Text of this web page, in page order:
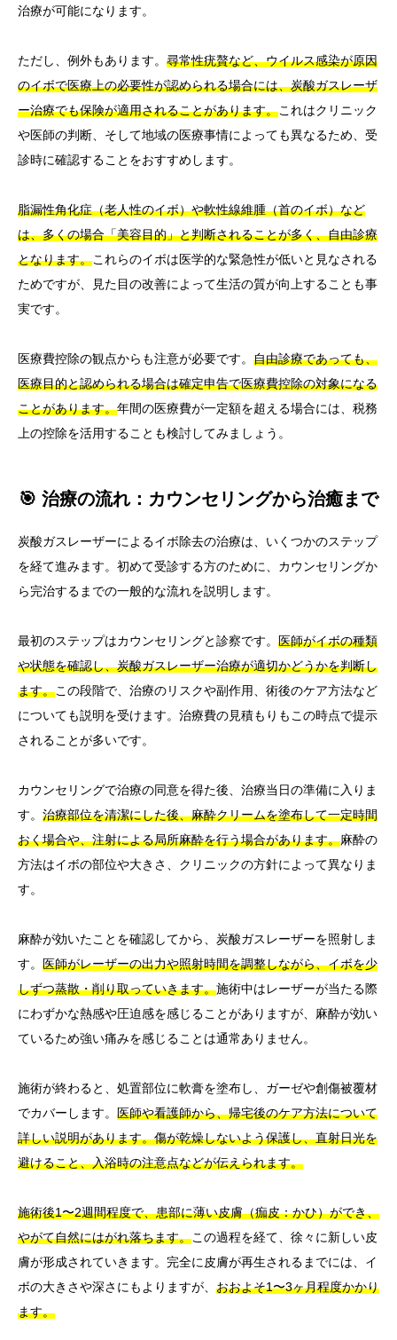
治療が可能になります。
ただし、例外もあります。 尋常性疣贅など、ウイルス感染が原因
のイボで医療上の必要性が認められる場合には、炭酸ガスレーザ
ー治療でも保険が適用されることがあります。これはクリニック
や医師の判断、そして地域の医療事情によっても異なるため、受
診時に確認することをおすすめします。
脂漏性角化症（老人性のイボ）や軟性線維腫（首のイボ）など
は、多くの場合「美容目的」と判断されることが多く、自由診療
となります。これらのイボは医学的な緊急性が低いと見なされる
ためですが、見た目の改善によって生活の質が向上することも事
実です。
医療費控除の観点からも注意が必要です。 自由診療であっても、
医療目的と認められる場合は確定申告で医療費控除の対象になる
ことがあります。年間の医療費が一定額を超える場合には、税務
上の控除を活用することも検討してみましょう。
🎯 治療の流れ：カウンセリングから治癒まで
炭酸ガスレーザーによるイボ除去の治療は、いくつかのステップ
を経て進みます。初めて受診する方のために、カウンセリングか
ら完治するまでの一般的な流れを説明します。
最初のステップはカウンセリングと診察です。 医師がイボの種類
や状態を確認し、炭酸ガスレーザー治療が適切かどうかを判断し
ます。この段階で、治療のリスクや副作用、術後のケア方法など
についても説明を受けます。治療費の見積もりもこの時点で提示
されることが多いです。
カウンセリングで治療の同意を得た後、治療当日の準備に入りま
す。 治療部位を清潔にした後、麻酔クリームを塗布して一定時間
おく場合や、注射による局所麻酔を行う場合があります。麻酔の
方法はイボの部位や大きさ、クリニックの方針によって異なりま
す。
麻酔が効いたことを確認してから、炭酸ガスレーザーを照射しま
す。 医師がレーザーの出力や照射時間を調整しながら、イボを少
しずつ蒸散・削り取っていきます。施術中はレーザーが当たる際
にわずかな熱感や圧迫感を感じることがありますが、麻酔が効い
ているため強い痛みを感じることは通常ありません。
施術が終わると、処置部位に軟膏を塗布し、ガーゼや創傷被覆材
でカバーします。 医師や看護師から、帰宅後のケア方法について
詳しい説明があります。傷が乾燥しないよう保護し、直射日光を
避けること、入浴時の注意点などが伝えられます。
施術後1〜2週間程度で、患部に薄い皮膚（痂皮：かひ）ができ、
やがて自然にはがれ落ちます。この過程を経て、徐々に新しい皮
膚が形成されていきます。完全に皮膚が再生されるまでには、イ
ボの大きさや深さにもよりますが、 おおよそ1〜3ヶ月程度かかり
ます。